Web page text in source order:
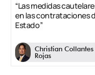
“Las medidas
en las contrataciones
Estado”
Christian Collantes
Rojas